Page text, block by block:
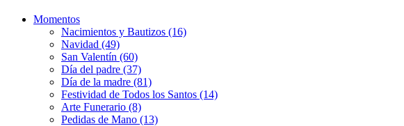
Momentos
Nacimientos y Bautizos (16)
Navidad (49)
San Valentín (60)
Día del padre (37)
Día de la madre (81)
Festividad de Todos los Santos (14)
Arte Funerario (8)
Pedidas de Mano (13)